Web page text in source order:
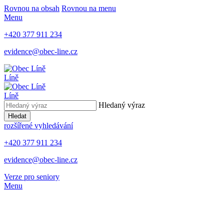
Rovnou na obsah Rovnou na menu
Menu
+420 377 911 234
evidence@obec-line.cz
Líně
Líně
Hledaný výraz
Hledat
rozšířené vyhledávání
+420 377 911 234
evidence@obec-line.cz
Verze pro seniory
Menu